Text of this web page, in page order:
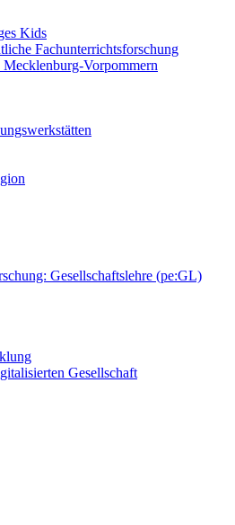
Kids
Fachunterrichtsforschung
Mecklenburg-Vorpommern
Gesellschaftslehre (pe:GL)
Gesellschaft